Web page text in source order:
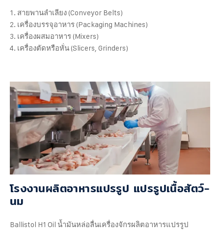
สายพานลำเลียง (Conveyor Belts)
เครื่องบรรจุอาหาร (Packaging Machines)
เครื่องผสมอาหาร (Mixers)
เครื่องตัดหรือหั่น (Slicers, Grinders)
โรงงานผลิตอาหารแปรรูป แปรรูปเนื้อสัตว์-
นม
Ballistol H1 Oil น้ำมันหล่อลื่นเครื่องจักรผลิตอาหารแปรรูป